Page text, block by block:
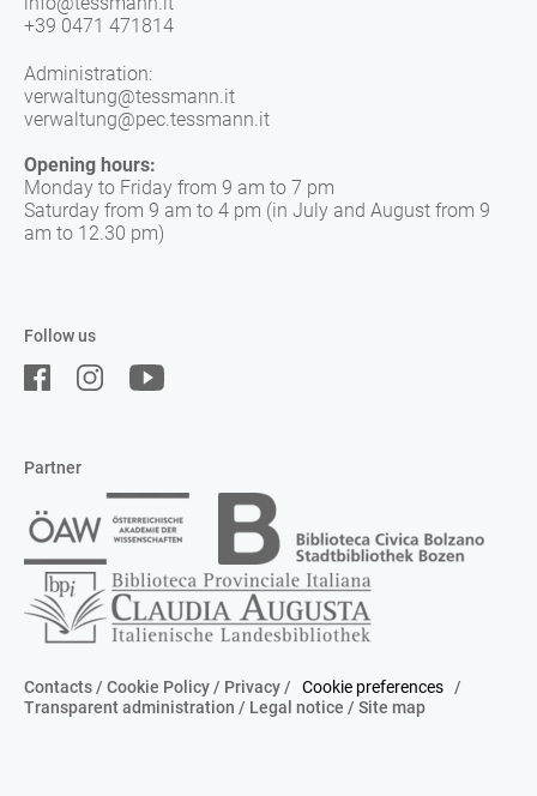
+39 0471 471814
Follow us
Administration:
verwaltung@tessmann.it
verwaltung@pec.tessmann.it
Opening hours:
Monday to Friday from 9 am to 7 pm
Saturday from 9 am to 4 pm (in July and August from 9
am to 12.30 pm)
Partner
Contacts/ Cookie Policy/ Privacy/ Cookie preferences /
Transparent administration / Legal notice / Site map